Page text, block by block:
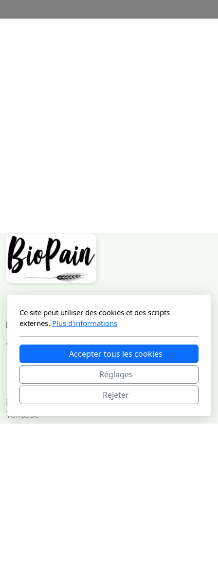
Thannenkirch
Menu principal
Accueil
Mon Histoire
Variétés anciennes de céréales
Les pains
Terrasse
Ce site peut utiliser des cookies et des scripts
externes. Plus d'informations
Accepter tous les cookies
Réglages
Rejeter